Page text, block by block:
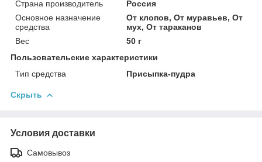
Страна производитель
Россия
Основное назначение
средства
От клопов, От муравьев, От
мух, От тараканов
Вес
50 г
Пользовательские характеристики
Тип средства
Присыпка-пудра
Скрыть
Условия доставки
Самовывоз